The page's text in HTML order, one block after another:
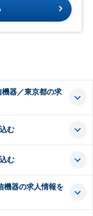
器／東京都の求
む
む
機器の求人情報を